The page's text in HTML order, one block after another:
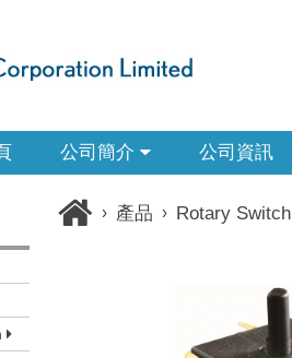
公司簡介 公司資訊
› 產品 › Rotary Switch